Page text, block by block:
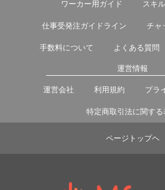
ワーカー用ガイド スキ
仕事受発注ガイドライン チャ
手数料について よくある質問
運営情報
運営会社 利用規約 プラ
特定商取引法に関する
ページトップヘ